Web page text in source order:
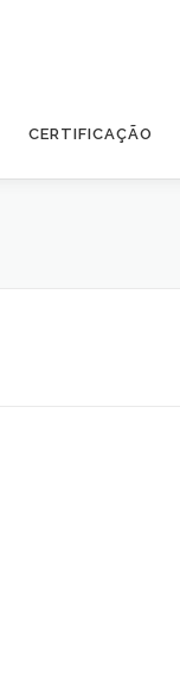
CERTIFICAÇÃO